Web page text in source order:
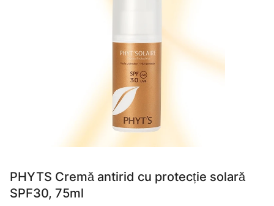
PHYTS Cremă antirid cu protecție solară
SPF30, 75ml